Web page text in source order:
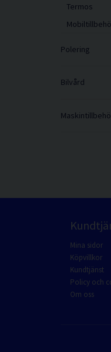
Termos
Polering
Bilvård
Mina sidor
Köpvillkor
Kundtjänst
Policy och
Om oss